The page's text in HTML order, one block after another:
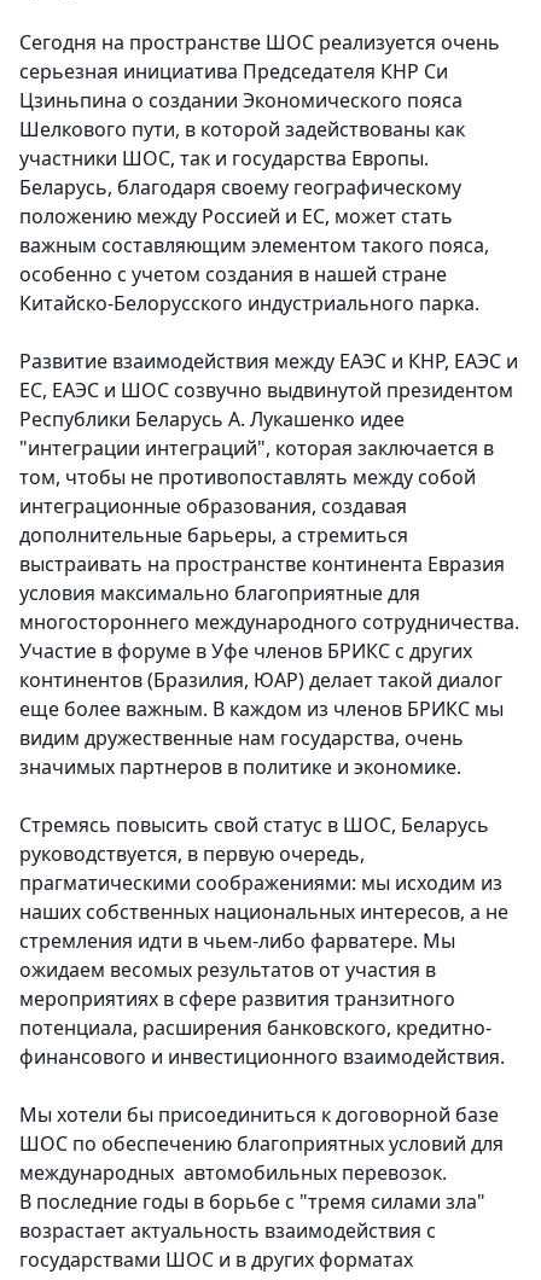
Сегодня на пространстве ШОС реализуется очень
серьезная инициатива Председателя КНР Си
Цзиньпина о создании Экономического пояса
Шелкового пути, в которой задействованы как
участники ШОС, так и государства Европы.
Беларусь, благодаря своему географическому
положению между Россией и ЕС, может стать
важным составляющим элементом такого пояса,
особенно с учетом создания в нашей стране
Китайско-Белорусского индустриального парка.
Развитие взаимодействия между ЕАЭС и КНР, ЕАЭС и
ЕС, ЕАЭС и ШОС созвучно выдвинутой президентом
Республики Беларусь А. Лукашенко идее
"интеграции интеграций", которая заключается в
том, чтобы не противопоставлять между собой
интеграционные образования, создавая
дополнительные барьеры, а стремиться
выстраивать на пространстве континента Евразия
условия максимально благоприятные для
многостороннего международного сотрудничества.
Участие в форуме в Уфе членов БРИКС с других
континентов (Бразилия, ЮАР) делает такой диалог
еще более важным. В каждом из членов БРИКС мы
видим дружественные нам государства, очень
значимых партнеров в политике и экономике.
Стремясь повысить свой статус в ШОС, Беларусь
руководствуется, в первую очередь,
прагматическими соображениями: мы исходим из
наших собственных национальных интересов, а не
стремления идти в чьем-либо фарватере. Мы
ожидаем весомых результатов от участия в
мероприятиях в сфере развития транзитного
потенциала, расширения банковского, кредитно-
финансового и инвестиционного взаимодействия.
Мы хотели бы присоединиться к договорной базе
ШОС по обеспечению благоприятных условий для
международных автомобильных перевозок.
В последние годы в борьбе с "тремя силами зла"
возрастает актуальность взаимодействия с
государствами ШОС и в других форматах